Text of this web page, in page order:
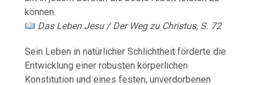
können.
Das Leben Jesu /Der Wegzu Christus, S. 72
Sein Leben innatürlicherSchlichtheitfördertedie
Entwicklungeinerrobustenkörperlichen
Konstitutionundeinesfesten,unverdorbenen